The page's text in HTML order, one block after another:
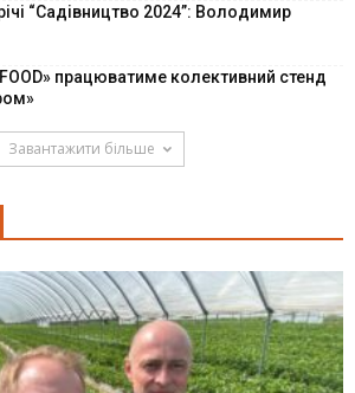
“Садівництво 2024”: Володимир
працюватиме колективний стенд
Завантажити більше